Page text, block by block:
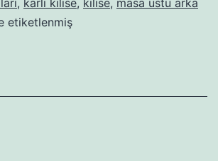
, karlı kilise, kilise, masa üstü arka
etiketlenmiş